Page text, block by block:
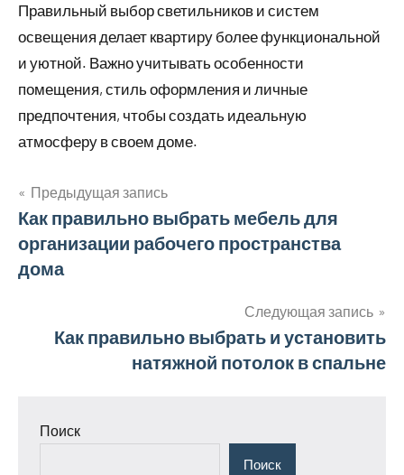
Правильный выбор светильников и систем
освещения делает квартиру более функциональной
и уютной. Важно учитывать особенности
помещения, стиль оформления и личные
предпочтения, чтобы создать идеальную
атмосферу в своем доме.
Навигация
по
Предыдущая запись
Как правильно выбрать мебель для
организации рабочего пространства
дома
Следующая запись
Как правильно выбрать и установить
натяжной потолок в спальне
Поиск
Поиск